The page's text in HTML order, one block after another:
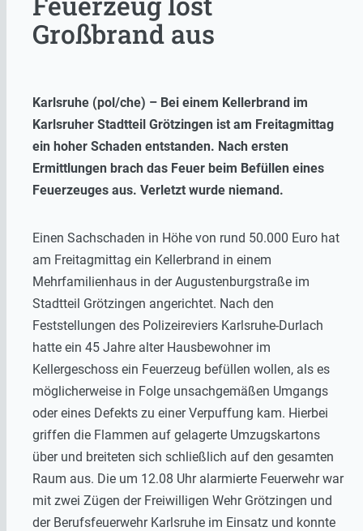
Großbrand aus
Karlsruhe (pol/che) – Bei einem Kellerbrand im
Karlsruher Stadtteil Grötzingen ist am Freitagmittag
ein hoher Schaden entstanden. Nach ersten
Ermittlungen brach das Feuer beim Befüllen eines
Feuerzeuges aus. Verletzt wurde niemand.
Einen Sachschaden in Höhe von rund 50.000 Euro hat
am Freitagmittag ein Kellerbrand in einem
Mehrfamilienhaus in der Augustenburgstraße im
Stadtteil Grötzingen angerichtet. Nach den
Feststellungen des Polizeireviers Karlsruhe-Durlach
hatte ein 45 Jahre alter Hausbewohner im
Kellergeschoss ein Feuerzeug befüllen wollen, als es
möglicherweise in Folge unsachgemäßen Umgangs
oder eines Defekts zu einer Verpuffung kam. Hierbei
griffen die Flammen auf gelagerte Umzugskartons
über und breiteten sich schließlich auf den gesamten
Raum aus. Die um 12.08 Uhr alarmierte Feuerwehr war
mit zwei Zügen der Freiwilligen Wehr Grötzingen und
der Berufsfeuerwehr Karlsruhe im Einsatz und konnte